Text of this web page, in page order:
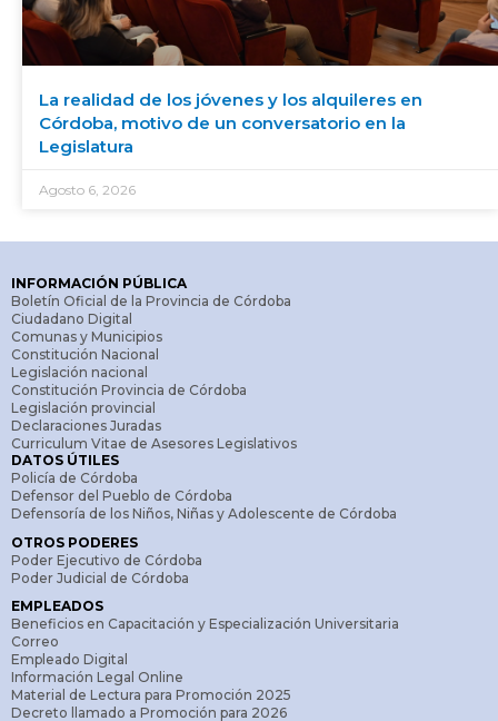
La realidad de los jóvenes y los alquileres en
Córdoba, motivo de un conversatorio en la
Legislatura
Agosto 6, 2026
INFORMACIÓN PÚBLICA
Boletín Oficial de la Provincia de Córdoba
Ciudadano Digital
Comunas y Municipios
Constitución Nacional
Legislación nacional
Constitución Provincia de Córdoba
Legislación provincial
Declaraciones Juradas
Curriculum Vitae de Asesores Legislativos
DATOS ÚTILES
Policía de Córdoba
Defensor del Pueblo de Córdoba
Defensoría de los Niños, Niñas y Adolescente de Córdoba
OTROS PODERES
Poder Ejecutivo de Córdoba
Poder Judicial de Córdoba
EMPLEADOS
Beneficios en Capacitación y Especialización Universitaria
Correo
Empleado Digital
Información Legal Online
Material de Lectura para Promoción 2025
Decreto llamado a Promoción para 2026